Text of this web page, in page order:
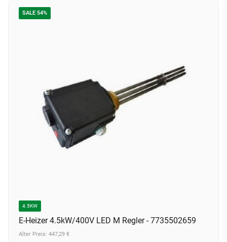
SALE 54%
4.5KW
E-Heizer 4.5kW/400V LED M Regler - 7735502659
Alter Preis: 447,29 €